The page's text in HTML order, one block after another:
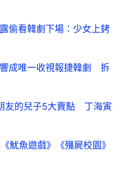
偷看韓劇下場：少女上銬
成唯一收視報捷韓劇 拆
友的兒子5大賣點 丁海寅
魷魚遊戲》《殭屍校園》